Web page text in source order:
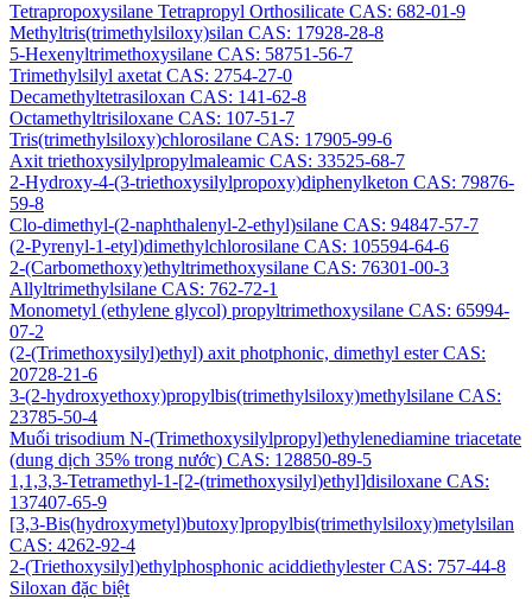
Tetrapropoxysilane Tetrapropyl Orthosilicate CAS: 682-01-9
Methyltris(trimethylsiloxy)silan CAS: 17928-28-8
5-Hexenyltrimethoxysilane CAS: 58751-56-7
Trimethylsilyl axetat CAS: 2754-27-0
Decamethyltetrasiloxan CAS: 141-62-8
Octamethyltrisiloxane CAS: 107-51-7
Tris(trimethylsiloxy)chlorosilane CAS: 17905-99-6
Axit triethoxysilylpropylmaleamic CAS: 33525-68-7
2-Hydroxy-4-(3-triethoxysilylpropoxy)diphenylketon CAS: 79876-
59-8
Clo-dimethyl-(2-naphthalenyl-2-ethyl)silane CAS: 94847-57-7
(2-Pyrenyl-1-etyl)dimethylchlorosilane CAS: 105594-64-6
2-(Carbomethoxy)ethyltrimethoxysilane CAS: 76301-00-3
Allyltrimethylsilane CAS: 762-72-1
Monometyl (ethylene glycol) propyltrimethoxysilane CAS: 65994-
07-2
(2-(Trimethoxysilyl)ethyl) axit photphonic, dimethyl ester CAS:
20728-21-6
3-(2-hydroxyethoxy)propylbis(trimethylsiloxy)methylsilane CAS:
23785-50-4
Muối trisodium N-(Trimethoxysilylpropyl)ethylenediamine triacetate
(dung dịch 35% trong nước) CAS: 128850-89-5
1,1,3,3-Tetramethyl-1-[2-(trimethoxysilyl)ethyl]disiloxane CAS:
137407-65-9
[3,3-Bis(hydroxymetyl)butoxy]propylbis(trimethylsiloxy)metylsilan
CAS: 4262-92-4
2-(Triethoxysilyl)ethylphosphonic aciddiethylester CAS: 757-44-8
Siloxan đặc biệt